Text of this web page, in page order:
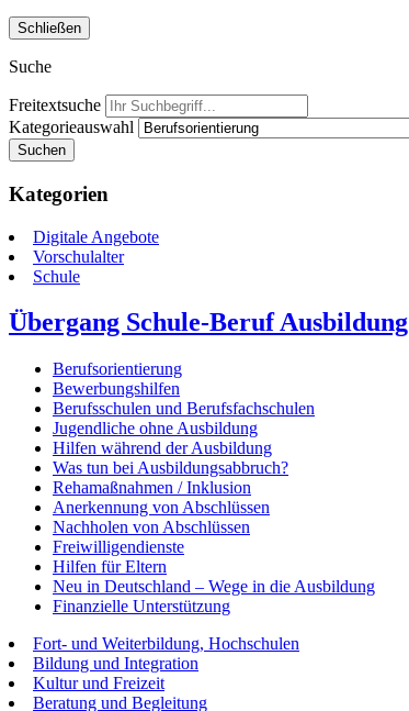
Schließen
Suche
Freitextsuche
Kategorieauswahl
Suchen
Kategorien
Digitale Angebote
Vorschulalter
Schule
Übergang Schule-Beruf Ausbildung
Berufsorientierung
Bewerbungshilfen
Berufsschulen und Berufsfachschulen
Jugendliche ohne Ausbildung
Hilfen während der Ausbildung
Was tun bei Ausbildungsabbruch?
Rehamaßnahmen / Inklusion
Anerkennung von Abschlüssen
Nachholen von Abschlüssen
Freiwilligendienste
Hilfen für Eltern
Neu in Deutschland – Wege in die Ausbildung
Finanzielle Unterstützung
Fort- und Weiterbildung, Hochschulen
Bildung und Integration
Kultur und Freizeit
Beratung und Begleitung